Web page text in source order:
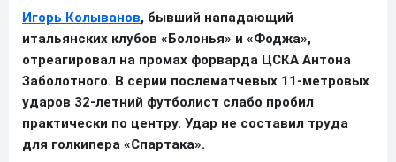
Игорь Колыванов, бывший нападающий
итальянских клубов «Болонья» и «Фоджа»,
отреагировал на промах форварда ЦСКА Антона
Заболотного. В серии послематчевых 11-метровых
ударов 32-летний футболист слабо пробил
практически по центру. Удар не составил труда
для голкипера «Спартака».